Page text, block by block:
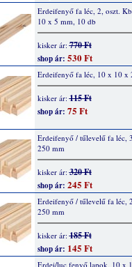
Erdeifenyő fa léc, 2, oszt.
10 x 5 mm, 10 db
kisker ár:770 Ft
shop ár: 530 Ft
Erdeifenyő fa léc, 10 x 10 x
kisker ár:115 Ft
shop ár: 75 Ft
Erdeifenyő / tűlevelű fa léc,
250 mm
kisker ár:320 Ft
shop ár: 245 Ft
Erdeifenyő / tűlevelű fa léc,
250 mm
kisker ár:185 Ft
shop ár: 145 Ft
Erdei/luc fenyő lapok, 10 x